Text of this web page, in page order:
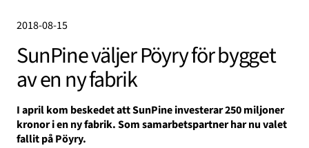
SunPine väljer Pöyry för bygget
av en ny fabrik
I april kom beskedet att SunPine investerar 250 miljoner
kronor i en ny fabrik. Som samarbetspartner har nu valet
fallit på Pöyry.
2018-08-15